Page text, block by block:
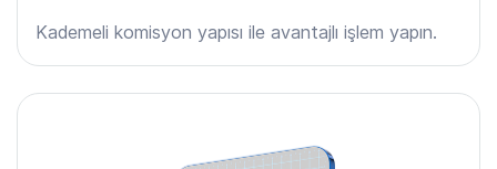
Kademeli komisyon yapısı ile avantajlı işlem yapın.